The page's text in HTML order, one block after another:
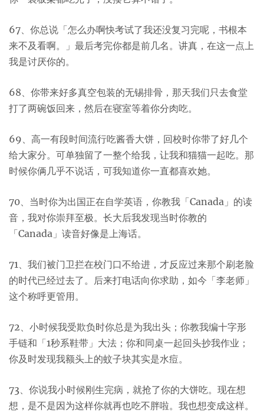
67、你总说「怎么办啊快考试了我还没复习完呢，书根本
来不及看啊。」最后考完你都是前几名。讲真，在这一点上
我是讨厌你的。
68、你带来好多真空包装的无锡排骨，那天我们只去食堂
打了两碗饭回来，然后在寝室等着你分肉吃。
69、高一有段时间流行吃酱香大饼，回校时你带了好几个
给大家分。可单独留了一整个给我，让我和猫猫一起吃。那
时候你俩几乎不说话，可我知道你一直都喜欢她。
70、当时你为出国正在自学英语，你教我「Canada」的读
音，我对你崇拜至极。长大后我发现当时你教的
「Canada」读音好像是上海话。
71、我们被门卫拦在校门口不给进，才反应过来那个刷老脸
的时代已经过去了。后来打电话向你求助，如今「李老师」
这个称呼更管用。
72、小时候我受欺负时你总是为我出头；你教我编十字形
手链和「1秒系鞋带」大法；你和同桌一起回头抄我作业；
你及时发现我额头上的蚊子块其实是水痘。
73、你说我小时候刚生完病，就抢了你的大饼吃。现在想
想，是不是因为这样你就再也吃不胖啦。我也想变成这样。